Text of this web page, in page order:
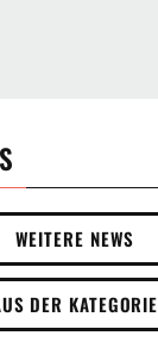
WEITERE NEWS
DER KATEGORIE